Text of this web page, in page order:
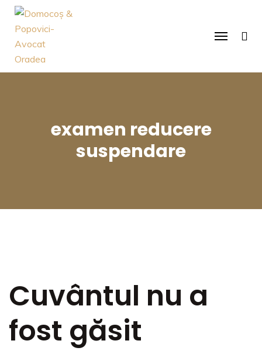
examen reducere
suspendare
Cuvântul nu a
fost găsit